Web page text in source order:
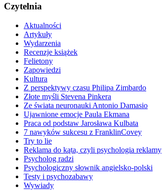
Czytelnia
Aktualności
Artykuły
Wydarzenia
Recenzje książek
Felietony
Zapowiedzi
Kultura
Z perspektywy czasu Philipa Zimbardo
Złote myśli Stevena Pinkera
Ze świata neuronauki Antonio Damasio
Ujawnione emocje Paula Ekmana
Praca od podstaw Jarosława Kulbata
7 nawyków sukcesu z FranklinCovey
Try to lie
Reklama do kąta, czyli psychologia reklamy
Psycholog radzi
Psychologiczny słownik angielsko-polski
Testy i psychozabawy
Wywiady